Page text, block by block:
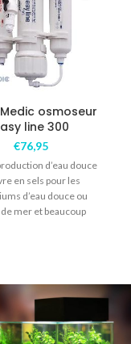
osmoseur
line 300
€76,95
d’eau douce
en sels pour les
d’eau douce ou
de mer et beaucoup